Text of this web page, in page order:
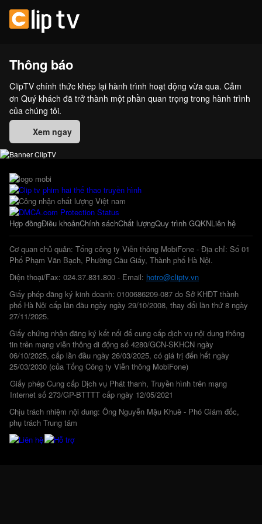
Thông báo
ClipTV chính thức khép lại hành trình hoạt động vừa qua. Cảm
ơn Quý khách đã trở thành một phần quan trọng trong hành trình
của chúng tôi.
Xem ngay
Hợp đồngĐiều khoảnChính sáchChất lượngQuy trình GQKNLiên hệ
Cơ quan chủ quản: Tổng công ty Viễn thông MobiFone - Địa chỉ: Số 01
Phố Phạm Văn Bạch, Phường Cầu Giấy, Thành phố Hà Nội.
Điện thoại/Fax: 024.37.831.800 - Email: hotro@cliptv.vn
Giấy phép đăng ký kinh doanh: 0100686209-087 do Sở KHĐT thành
phố Hà Nội cấp lần đầu ngày ngày 29/10/2008, thay đổi lần thứ 8 ngày
27/11/2025.
Giấy chứng nhận đăng ký kết nối để cung cấp dịch vụ nội dung thông
tin trên mạng viễn thông di động số 4280/GCN-SKHCN ngày
06/10/2025, cấp lần đầu ngày 26/03/2025, có giá trị đến hết ngày
25/03/2030 (của Tổng Công ty Viễn thông MobiFone)
Giấy phép Cung cấp Dịch vụ Phát thanh, Truyền hình trên mạng
Internet số 273/GP-BTTTT cấp ngày 12/05/2021
Chịu trách nhiệm nội dung: Ông Nguyễn Mậu Khuê - Phó Giám đốc,
phụ trách Trung tâm